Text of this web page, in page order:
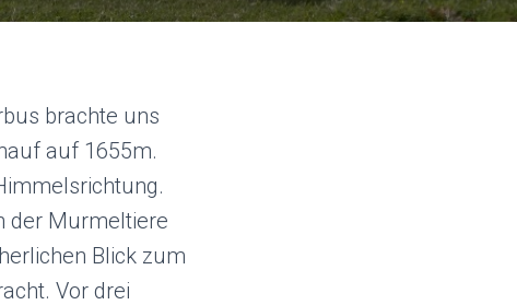
brachte uns
auf 1655m.
der Murmeltiere
Blick zum
Vor drei